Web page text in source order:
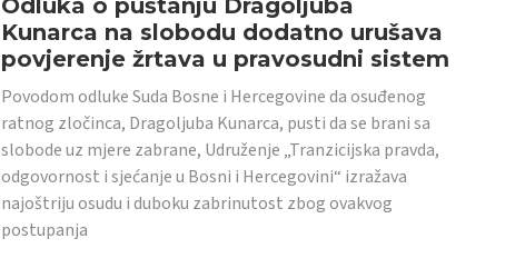
Kunarca na slobodu dodatno urušava
povjerenje žrtava u pravosudni sistem
Povodom odluke Suda Bosne i Hercegovine da osuđenog
ratnog zločinca, Dragoljuba Kunarca, pusti da se brani sa
slobode uz mjere zabrane, Udruženje „Tranzicijska pravda,
odgovornost i sjećanje u Bosni i Hercegovini“ izražava
najoštriju osudu i duboku zabrinutost zbog ovakvog
postupanja